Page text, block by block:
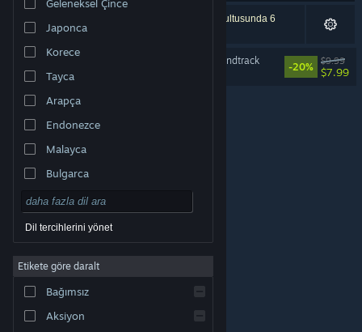
Dili değiştir
Steam mobil uygulamasını yükle
Masaüstü internet sitesini görüntüle
Geleneksel Çince
Japonca
Korece
Tayca
Arapça
Endonezce
Malayca
Bulgarca
Çekçe
Danca
Almanca
İngilizce
Kastilya İspanyolcası
Latin Amerika İspanyolcası
Dil tercihlerini yönet
Etikete göre daralt
Bağımsız
Aksiyon
1 sonuç aramanızla eşleşiyor. Tercihleriniz doğrultusunda 6
ürün dâhil edilmedi.
Lumines Arise Original Soundtrack
-20%
$9.99
$7.99